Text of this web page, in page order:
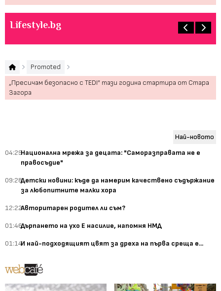
Lifestyle.bg
Promoted
„Пресичам безопасно с TEDI” тази година стартира от Стара
Загора
Най-новото
04:29Национална мрежа за децата: "Саморазправата не е
правосъдие"
09:28Детски новини: къде да намерим качествено съдържание
за любопитните малки хора
12:22Авторитарен родител ли съм?
01:46Дърпането на ухо Е насилие, напомня НМД
01:14И най-подходящият цвят за дреха на първа среща е...